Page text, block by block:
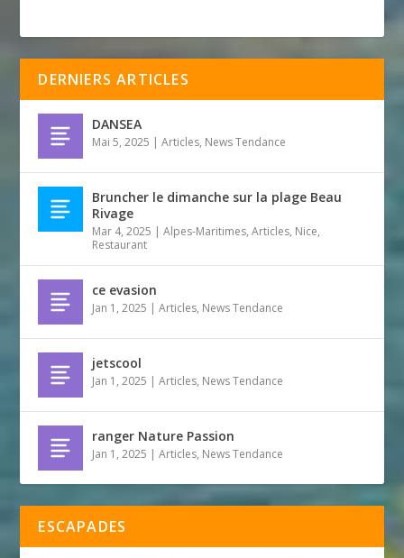
DERNIERS ARTICLES
DANSEA
Mai 5, 2025 |Articles, News Tendance
Bruncher le dimanche sur la plage Beau
Rivage
Mar 4, 2025 |Alpes-Maritimes,Articles, Nice,
Restaurant
ce evasion
Jan 1, 2025 |Articles, News Tendance
jetscool
Jan 1, 2025 |Articles, News Tendance
ranger Nature Passion
Jan 1, 2025 |Articles, News Tendance
ESCAPADES